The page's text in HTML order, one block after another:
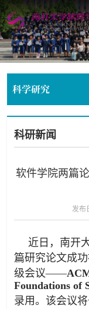
科学研究
科研新闻
软件学院两篇
发布
近日，南开
篇研究论文成
级会议——
Foundations of
录用。该会议